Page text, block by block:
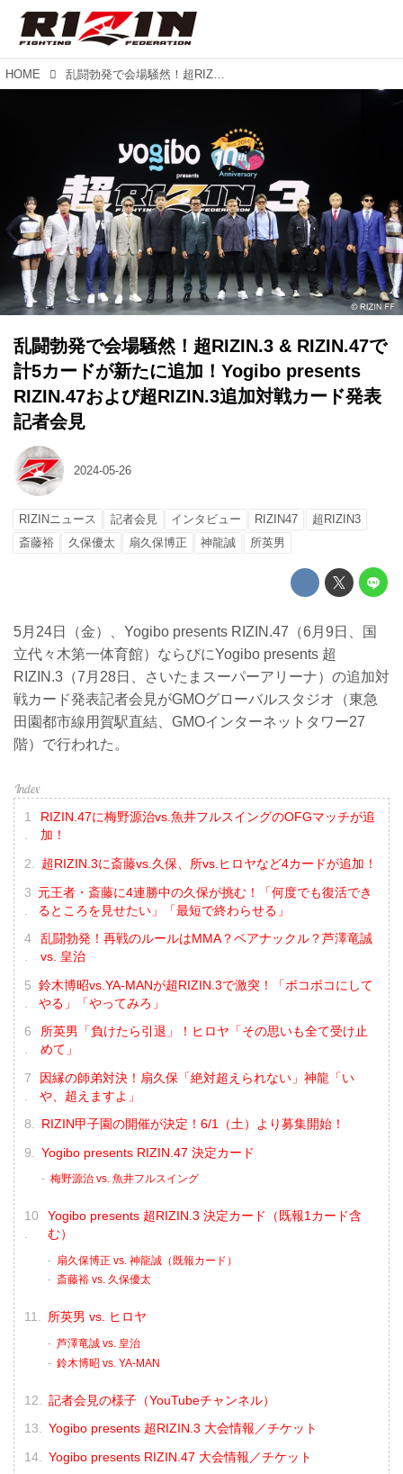
HOME 乱闘勃発で会場騒然！超RIZIN.3 & RIZIN.47で計5カードが新たに追加！Yogibo presents RIZIN.47および超RIZIN.3追加対戦カード発表記者会見
乱闘勃発で会場騒然！超RIZIN.3 & RIZIN.47で
計5カードが新たに追加！Yogibo presents
RIZIN.47および超RIZIN.3追加対戦カード発表
記者会見
2024-05-26
RIZINニュース 記者会見 インタビュー RIZIN47
超RIZIN3
斎藤裕
久保優太 扇久保博正 神龍誠 所英男
5月24日（金）、Yogibo presents RIZIN.47（6月9日、国
立代々木第一体育館）ならびにYogibo presents 超
RIZIN.3（7月28日、さいたまスーパーアリーナ）の追加対
戦カード発表記者会見がGMOグローバルスタジオ（東急
田園都市線用賀駅直結、GMOインターネットタワー27
階）で行われた。
RIZIN.47に梅野源治vs.魚井フルスイングのOFGマッチが追
加！
超RIZIN.3に斎藤vs.久保、所vs.ヒロヤなど4カードが追加！
元王者・斎藤に4連勝中の久保が挑む！「何度でも復活でき
るところを見せたい」「最短で終わらせる」
乱闘勃発！再戦のルールはMMA？ベアナックル？芦澤竜誠
vs. 皇治
鈴木博昭vs.YA-MANが超RIZIN.3で激突！「ボコボコにして
やる」「やってみろ」
所英男「負けたら引退」！ヒロヤ「その思いも全て受け止
めて」
因縁の師弟対決！扇久保「絶対超えられない」神龍「い
や、超えますよ」
RIZIN甲子園の開催が決定！6/1（土）より募集開始！
Yogibo presents RIZIN.47 決定カード
梅野源治 vs. 魚井フルスイング
Yogibo presents 超RIZIN.3 決定カード（既報1カード含
む）
扇久保博正 vs. 神龍誠（既報カード）
斎藤裕 vs. 久保優太
所英男 vs. ヒロヤ
芦澤竜誠 vs. 皇治
鈴木博昭 vs. YA-MAN
記者会見の様子（YouTubeチャンネル）
Yogibo presents 超RIZIN.3 大会情報／チケット
Yogibo presents RIZIN.47 大会情報／チケット